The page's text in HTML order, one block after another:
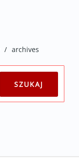
/ archives